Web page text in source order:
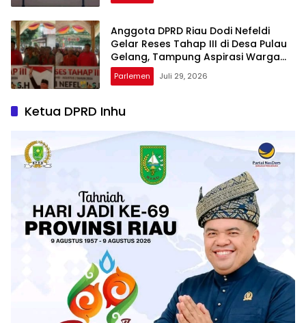
Anggota DPRD Riau Dodi Nefeldi
Gelar Reses Tahap III di Desa Pulau
Gelang, Tampung Aspirasi Warga
Kuala Cenaku
Parlemen Juli 29, 2026
Ketua DPRD Inhu